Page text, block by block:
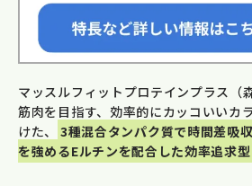
マッスルフィットプロテインプラス（
筋肉を目指す、効率的にカッコいいカ
けた、
3種混合タンパク質で時間差吸
を強めるEルチンを配合した効率追求型